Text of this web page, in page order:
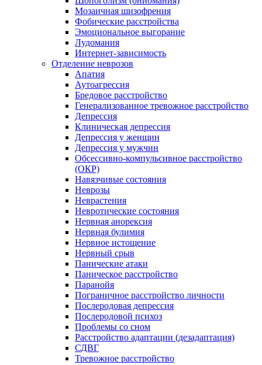
Мозаичная шизофрения
Фобические расстройства
Эмоциональное выгорание
Лудомания
Интернет-зависимость
Отделение неврозов
Апатия
Аутоагрессия
Бредовое расстройство
Генерализованное тревожное расстройство
Депрессия
Клиническая депрессия
Депрессия у женщин
Депрессия у мужчин
Обсессивно-компульсивное расстройство
(ОКР)
Навязчивые состояния
Неврозы
Неврастения
Невротические состояния
Нервная анорексия
Нервная булимия
Нервное истощение
Нервный срыв
Панические атаки
Паническое расстройство
Паранойя
Пограничное расстройство личности
Послеродовая депрессия
Послеродовой психоз
Проблемы со сном
Расстройство адаптации (дезадаптация)
СДВГ
Тревожное расстройство